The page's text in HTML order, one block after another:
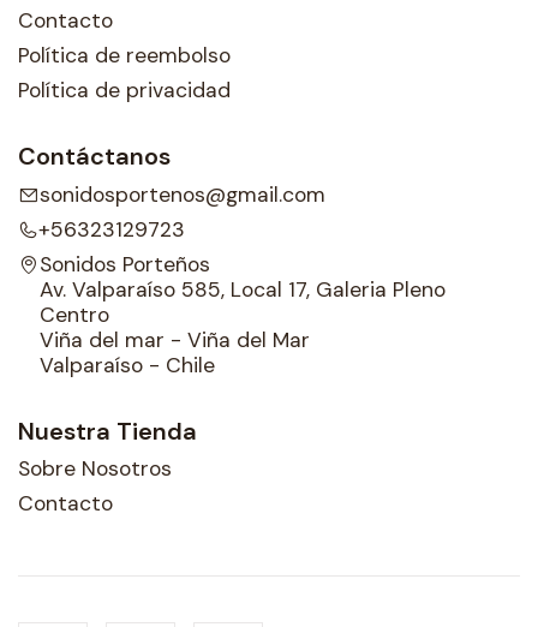
Contacto
Política de reembolso
Política de privacidad
Contáctanos
sonidosportenos@gmail.com
+56323129723
Sonidos Porteños
Av. Valparaíso 585, Local 17, Galeria Pleno
Centro
Viña del mar - Viña del Mar
Valparaíso - Chile
Nuestra Tienda
Sobre Nosotros
Contacto